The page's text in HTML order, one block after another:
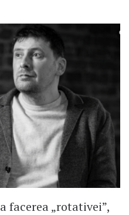
facerea „rotativei”,